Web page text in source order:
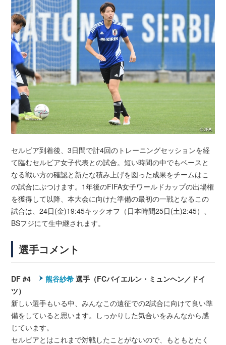
セルビア到着後、3日間で計4回のトレーニングセッションを経
て臨むセルビア女子代表との試合。短い時間の中でもベースと
なる戦い方の確認と新たな積み上げを図った成果をチームはこ
の試合にぶつけます。1年後のFIFA女子ワールドカップの出場権
を獲得して以降、本大会に向けた準備の最初の一戦となるこの
試合は、24日(金)19:45キックオフ（日本時間25日(土)2:45）、
BSフジにて生中継されます。
選手コメント
DF #4 熊谷紗希 選手（FCバイエルン・ミュンヘン／ドイ
ツ）
新しい選手もいる中、みんなこの遠征での2試合に向けて良い準
備をしていると思います。しっかりした気合いをみんなから感
じています。
セルビアとはこれまで対戦したことがないので、もともとたく